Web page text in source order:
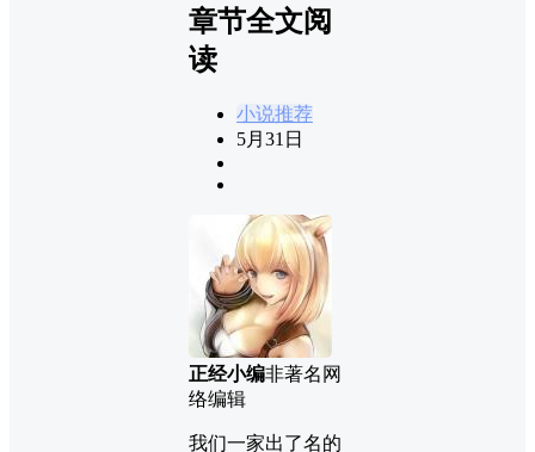
章节全文阅
读
小说推荐
5月31日
正经小编非著名网
络编辑
我们一家出了名的